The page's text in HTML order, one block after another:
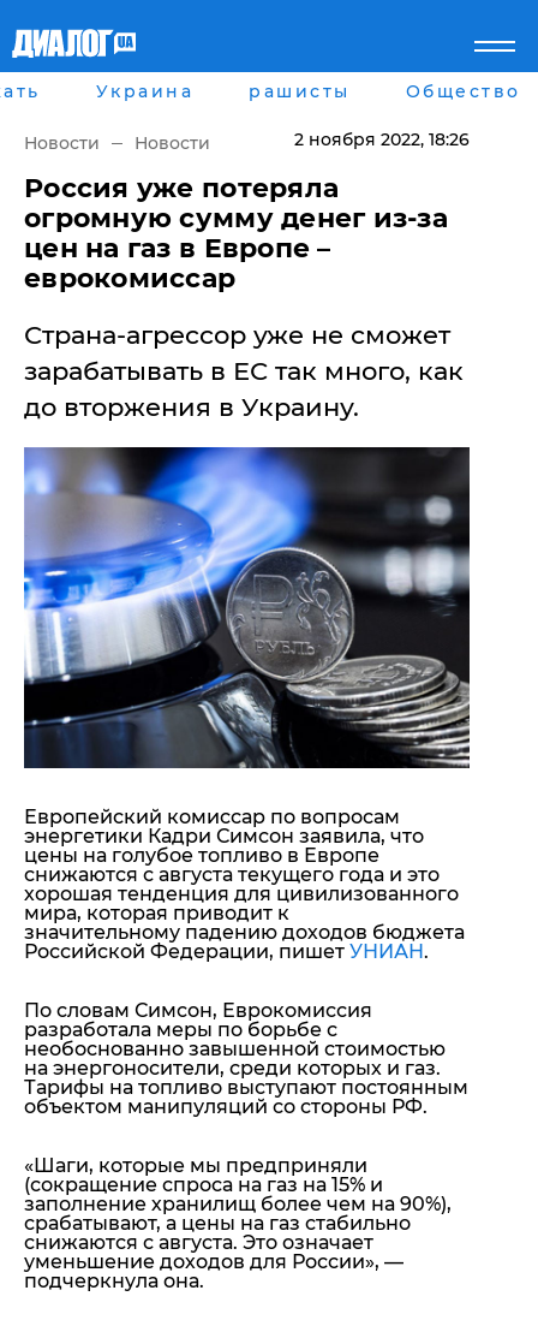
Главная
рассея
Мир
Беларусь
Военное обозрение
Наука и Техника
Экономика
Блоги
Пресса
Шоу-биз
Здоровье
Спорт
Культура
Города
Харьков
Днепр
Львов
Война на Донбассе и в
Крыму
"ДНР"
"ЛНР"
Оккупация Крыма
Новости Крыма
Донбасс
Армия Украины
Лайф стайл
Здоровье
Помощь проекту
Стиль Диалога
Шоу-биз
Культура
Общество
Пресс-релизы
Пресс-релизы
Авторское
Мнение
Блоги
Украина рашисты Общество
Новости Новости 2 ноября 2022, 18:26
Россия уже потеряла
огромную сумму денег из-за
цен на газ в Европе –
еврокомиссар
Страна-агрессор уже не сможет
зарабатывать в ЕС так много, как
до вторжения в Украину.
Европейский комиссар по вопросам
энергетики Кадри Симсон заявила, что
цены на голубое топливо в Европе
снижаются с августа текущего года и это
хорошая тенденция для цивилизованного
мира, которая приводит к
значительному падению доходов бюджета
Российской Федерации, пишет УНИАН.
По словам Симсон, Еврокомиссия
разработала меры по борьбе с
необоснованно завышенной стоимостью
на энергоносители, среди которых и газ.
Тарифы на топливо выступают постоянным
объектом манипуляций со стороны РФ.
«Шаги, которые мы предприняли
(сокращение спроса на газ на 15% и
заполнение хранилищ более чем на 90%),
срабатывают, а цены на газ стабильно
снижаются с августа. Это означает
уменьшение доходов для России», —
подчеркнула она.